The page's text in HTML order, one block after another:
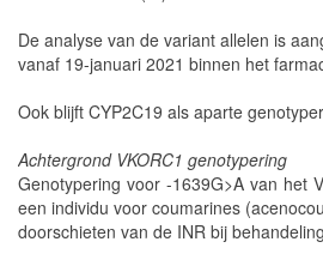
De analyse van de variant allelen is
vanaf 19-januari 2021 binnen het
Ook blijft CYP2C19 als aparte
Achtergrond VKORC1 genotypering
Genotypering voor -1639G>A van het
een individu voor coumarines
doorschieten van de INR bij